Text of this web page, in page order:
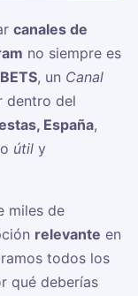
canales de
no siempre es
, un Canal
dentro del
España,
útil y
miles de
relevante en
todos los
qué deberías